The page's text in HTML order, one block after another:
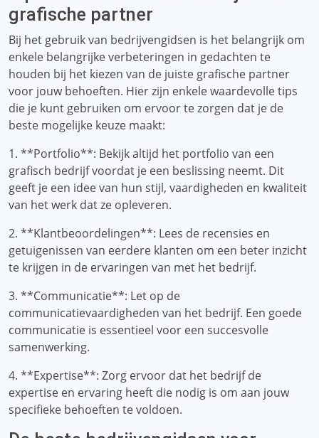
grafische partner
Bij het gebruik van bedrijvengidsen is het belangrijk om
enkele belangrijke verbeteringen in gedachten te
houden bij het kiezen van de juiste grafische partner
voor jouw behoeften. Hier zijn enkele waardevolle tips
die je kunt gebruiken om ervoor te zorgen dat je de
beste mogelijke keuze maakt:
1. **Portfolio**: Bekijk altijd het portfolio van een
grafisch bedrijf voordat je een beslissing neemt. Dit
geeft je een idee van hun stijl, vaardigheden en kwaliteit
van het werk dat ze opleveren.
2. **Klantbeoordelingen**: Lees de recensies en
getuigenissen van eerdere klanten om een ​​beter inzicht
te krijgen in de ervaringen van met het bedrijf.
3. **Communicatie**: Let op de
communicatievaardigheden van het bedrijf. Een goede
communicatie is essentieel voor een succesvolle
samenwerking.
4. **Expertise**: Zorg ervoor dat het bedrijf de
expertise en ervaring heeft die nodig is om aan jouw
specifieke behoeften te voldoen.